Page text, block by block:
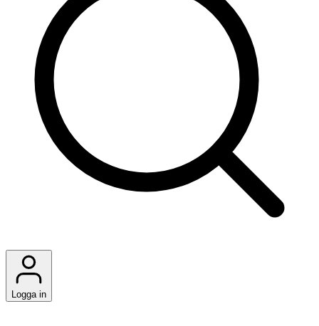
Logga in